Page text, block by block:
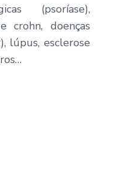
(psoríase),
crohn, doenças
lúpus, esclerose